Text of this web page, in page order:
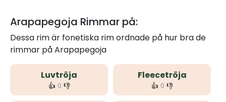
Arapapegoja Rimmar på:
Dessa rim är fonetiska rim ordnade på hur bra de
rimmar på Arapapegoja
Luvtröja
👍 0 👎
Fleecetröja
👍 0 👎